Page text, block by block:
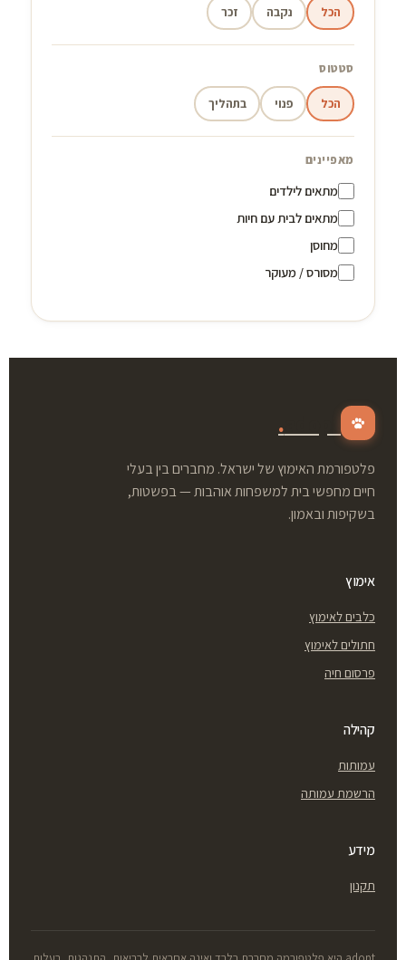
הכל נקבה זכר
סטטוס
הכל פנוי בתהליך
מאפיינים
מתאים לילדים
מתאים לבית עם חיות
מחוסן
מסורס / מעוקר
.
פלטפורמת האימוץ של ישראל. מחברים בין בעלי
חיים מחפשי בית למשפחות אוהבות — בפשטות,
בשקיפות ובאמון.
אימוץ
כלבים לאימוץ
חתולים לאימוץ
פרסום חיה
קהילה
עמותות
הרשמת עמותה
מידע
תקנון